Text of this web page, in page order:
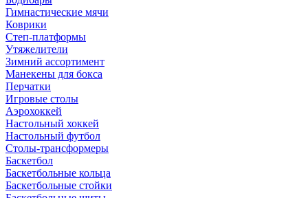
Гимнастические мячи
Коврики
Степ-платформы
Утяжелители
Зимний ассортимент
Манекены для бокса
Перчатки
Игровые столы
Аэрохоккей
Настольный хоккей
Настольный футбол
Столы-трансформеры
Баскетбол
Баскетбольные кольца
Баскетбольные стойки